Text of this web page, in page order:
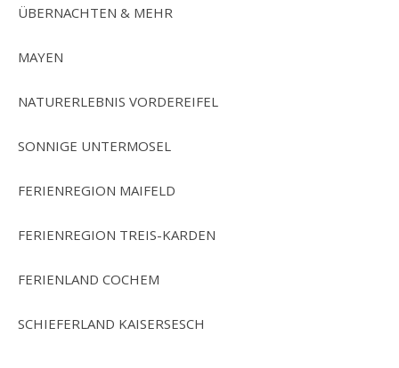
ÜBERNACHTEN & MEHR
MAYEN
NATURERLEBNIS VORDEREIFEL
SONNIGE UNTERMOSEL
FERIENREGION MAIFELD
FERIENREGION TREIS-KARDEN
FERIENLAND COCHEM
SCHIEFERLAND KAISERSESCH